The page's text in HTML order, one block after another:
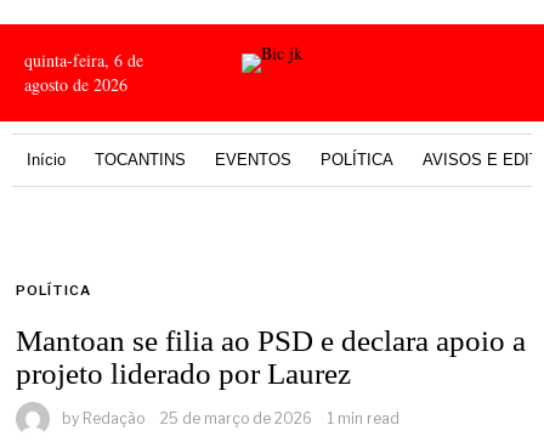
quinta-feira, 6 de
agosto de 2026
Início TOCANTINS EVENTOS POLÍTICA AVISOS E
POLÍTICA
Mantoan se filia ao PSD e declara apoio a
projeto liderado por Laurez
by Redação 25 de março de 2026 1 min read